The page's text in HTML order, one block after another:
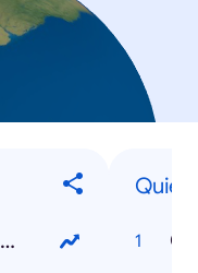
Cómo inscribir a las mascotas
Quién